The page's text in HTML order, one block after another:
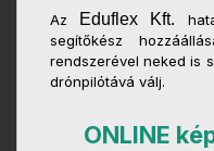
Az Eduflex Kft.
segítőkész
rendszerével neked is
drónpilótává válj.
ONLINE